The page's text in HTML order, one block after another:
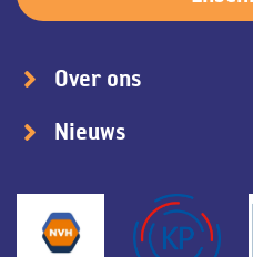
Over ons
Nieuws